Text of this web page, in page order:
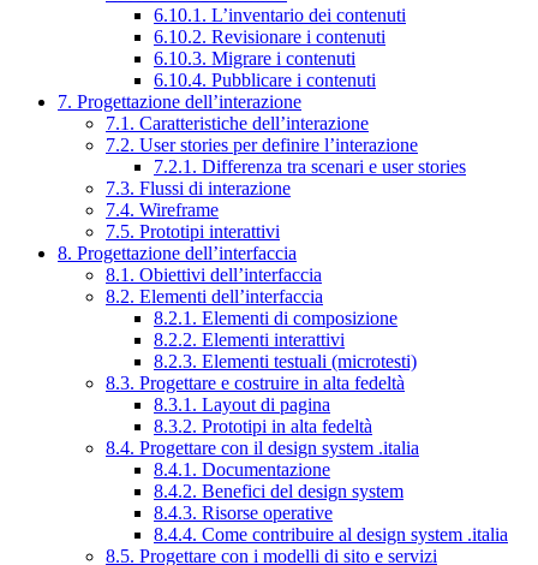
6.10.1. L’inventario dei contenuti
6.10.2. Revisionare i contenuti
6.10.3. Migrare i contenuti
6.10.4. Pubblicare i contenuti
7. Progettazione dell’interazione
7.1. Caratteristiche dell’interazione
7.2. User stories per definire l’interazione
7.2.1. Differenza tra scenari e user stories
7.3. Flussi di interazione
7.4. Wireframe
7.5. Prototipi interattivi
8. Progettazione dell’interfaccia
8.1. Obiettivi dell’interfaccia
8.2. Elementi dell’interfaccia
8.2.1. Elementi di composizione
8.2.2. Elementi interattivi
8.2.3. Elementi testuali (microtesti)
8.3. Progettare e costruire in alta fedeltà
8.3.1. Layout di pagina
8.3.2. Prototipi in alta fedeltà
8.4. Progettare con il design system .italia
8.4.1. Documentazione
8.4.2. Benefici del design system
8.4.3. Risorse operative
8.4.4. Come contribuire al design system .italia
8.5. Progettare con i modelli di sito e servizi